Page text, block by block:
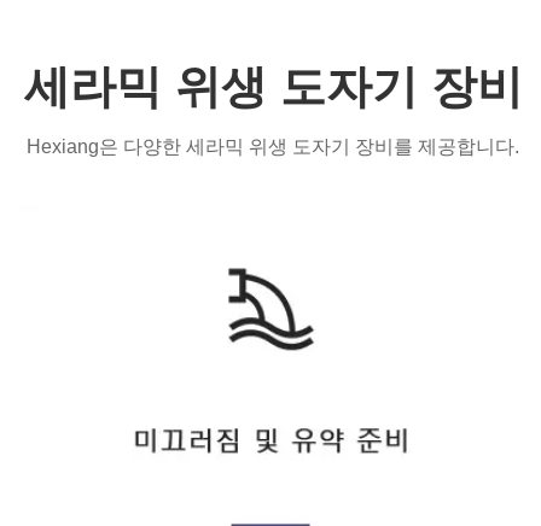
세라믹 위생 도자기 장비
Hexiang은 다양한 세라믹 위생 도자기 장비를 제공합니다.